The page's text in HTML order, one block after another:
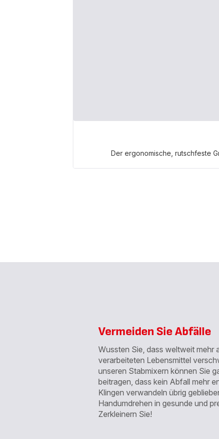
Der ergonomische, rutschfeste
Vermeiden Sie Abfälle
Wussten Sie, dass weltweit mehr
verarbeiteten Lebensmittel
unseren Stabmixern können Sie
beitragen, dass kein Abfall mehr
Klingen verwandeln übrig
Handumdrehen in gesunde und
Zerkleinern Sie!